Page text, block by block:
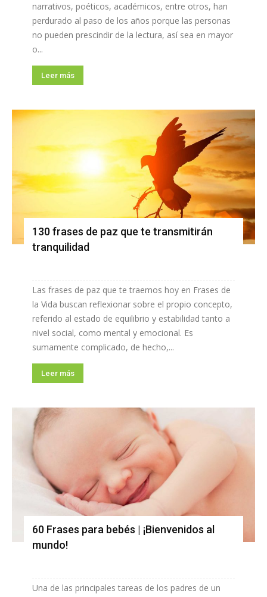
narrativos, poéticos, académicos, entre otros, han
perdurado al paso de los años porque las personas
no pueden prescindir de la lectura, así sea en mayor
o...
Leer más
130 frases de paz que te transmitirán
tranquilidad
Las frases de paz que te traemos hoy en Frases de
la Vida buscan reflexionar sobre el propio concepto,
referido al estado de equilibrio y estabilidad tanto a
nivel social, como mental y emocional. Es
sumamente complicado, de hecho,...
Leer más
60 Frases para bebés | ¡Bienvenidos al
mundo!
Una de las principales tareas de los padres de un